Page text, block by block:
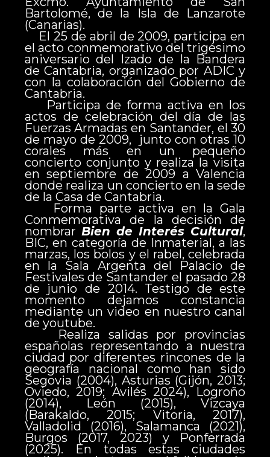
Bartolomé, de la Isla de Lanzarote
(Canarias).
El 25 de abril de 2009, participa en
el acto conmemorativo del trigésimo
aniversario del Izado de la Bandera
de Cantabria, organizado por ADIC y
con la colaboración del Gobierno de
Cantabria.
Participa de forma activa en los
actos de celebración del día de las
Fuerzas Armadas en Santander, el 30
de mayo de 2009, junto con otras 10
corales más en un pequeño
concierto conjunto y realiza la visita
en septiembre de 2009 a Valencia
donde realiza un concierto en la sede
de la Casa de Cantabria.
Forma parte activa en la Gala
Conmemorativa de la decisión de
nombrar Bien de Interés Cultural,
BIC, en categoría de Inmaterial, a las
marzas, los bolos y el rabel, celebrada
en la Sala Argenta del Palacio de
Festivales de Santander el pasado 28
de junio de 2014. Testigo de este
momento dejamos constancia
mediante un video en nuestro canal
de youtube.
Realiza salidas por provincias
españolas representando a nuestra
ciudad por diferentes rincones de la
geografía nacional como han sido
Segovia (2004), Asturias (Gijón, 2013;
Oviedo, 2019; Avilés 2024), Logroño
(2014), León (2015), Vizcaya
(Barakaldo, 2015; Vitoria, 2017),
Valladolid (2016), Salamanca (2021),
Burgos (2017, 2023) y Ponferrada
(2025). En todas estas ciudades